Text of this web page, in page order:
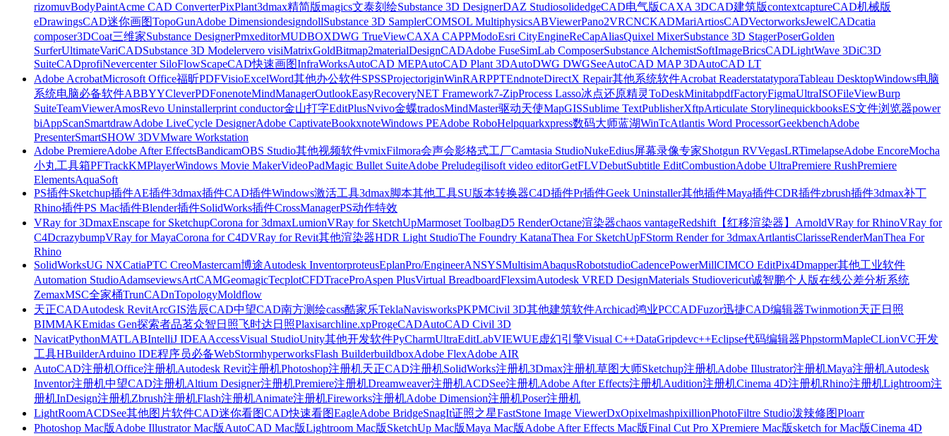
rizomuvBodyPaintAcme CAD ConverterPixPlant3dmax精简版magics文泰刻绘Substance 3D DesignerDAZ StudiosolidedgeCAD电气版CAXA 3DCAD建筑版contextcaptureCAD机械版
eDrawingsCAD迷你画图TopoGunAdobe DimensiondesigndollSubstance 3D SamplerCOMSOL MultiphysicsABViewerPano2VRCNCKADMariArtiosCADVectorworksJewelCADcatia
composer3DCoat三维家Substance DesignerPmxeditorMUDBOXDWG TrueViewCAXA CAPPModoEsri CityEngineReCapAliasQuixel MixerSubstance 3D StagerPoserGolden
SurferUltimateVariCADSubstance 3D Modelervero visiMatrixGoldBitmap2materialDesignCADAdobe FuseSimLab ComposerSubstance AlchemistSoftImageBricsCADLightWave 3DiC3D
SuiteCADprofiNevercenter SiloFlowScapeCAD快速画图InfraWorksAutoCAD MEPAutoCAD Plant 3DAutoDWG DWGSeeAutoCAD MAP 3DAutoCAD LT
Adobe AcrobatMicrosoft Office福昕PDFVisioExcelWord其他办公软件SPSSProjectoriginWinRARPPTEndnoteDirectX Repair其他系统软件Acrobat ReaderstatatyporaTableau DesktopWindows电脑
系统电脑必备软件ABBYYCleverPDFonenoteMindManagerOutlookEasyRecoveryNET Framework7-ZipProcess Lasso冰点还原精灵ToDeskMinitabpdfFactoryFigmaUltraISOFileViewBurp
SuiteTeamViewerAmosRevo Uninstallerprint conductor金山打字EditPlusNvivo金蝶tradosMindMaster驱动天使MapGISSublime TextPublisherXftpArticulate StorylinequickbooksES文件浏览器power
biAppScanSmartdrawAdobe LiveCycle DesignerAdobe CaptivateBookxnoteWindows PEAdobe RoboHelpquarkxpress数码大师蓝湖WinTcAtlantis Word ProcessorGeekbenchAdobe
PresenterSmartSHOW 3DVMware Workstation
Adobe PremiereAdobe After EffectsBandicamOBS Studio其他视频软件vmixFilmora会声会影格式工厂Camtasia StudioNukeEdius屏幕录像专家Shotgun RVVegasLRTimelapseAdobe EncoreMocha
小丸工具箱PFTrackKMPlayerWindows Movie MakerVideoPadMagic Bullet SuiteAdobe Preludegilisoft video editorGetFLVDebutSubtitle EditCombustionAdobe UltraPremiere RushPremiere
ElementsAquaSoft
PS插件Sketchup插件AE插件3dmax插件CAD插件Windows激活工具3dmax脚本其他工具SU版本转换器C4D插件Pr插件Geek Uninstaller其他插件Maya插件CDR插件zbrush插件3dmax补丁
Rhino插件PS Mac插件Blender插件SolidWorks插件CrossManagerPS动作特效
VRay for 3DmaxEnscape for SketchupCorona for 3dmaxLumionVRay for SketchUpMarmoset ToolbagD5 RenderOctane渲染器chaos vantageRedshift【红移渲染器】 ArnoldVRay for RhinoVRay for
C4DcrazybumpVRay for MayaCorona for C4DVRay for Revit其他渲染器HDR Light StudioThe Foundry KatanaThea For SketchUpFStorm Render for 3dmaxArtlantisClarisseRenderManThea For
Rhino
SolidWorksUG NXCatiaPTC CreoMastercam博途Autodesk InventorproteusEplanPro/EngineerANSYSMultisimAbaqusRobotstudioCadencePowerMillCIMCO EditPix4Dmapper其他工业软件
Automation StudioAdamseviewsArtCAMGeomagicTecplotCFDTraceProAspen PlusVirtual BreadboardFlexsimAutodesk VRED DesignMaterials Studiovericut诚智鹏个人版在线公差分析系统
ZemaxMSC全家桶TrunCADnTopologyMoldflow
天正CADAutodesk RevitArcGIS浩辰CAD中望CAD南方测绘cass酷家乐TeklaNavisworksPKPMCivil 3D其他建筑软件Archicad鸿业PCCADFuzor迅捷CAD编辑器Twinmotion天正日照
BIMMAKEmidas Gen探索者品茗众智日照飞时达日照Plaxisarchline.xpProgeCADAutoCAD Civil 3D
NavicatPythonMATLABIntelliJ IDEAAccessVisual StudioUnity其他开发软件PyCharmUltraEditLabVIEWUE虚幻引擎Visual C++DataGripdevc++Eclipse代码编辑器PhpstormMapleCLionVC开发
工具HBuilderArduino IDE程序员必备WebStormhyperworksFlash BuilderbuildboxAdobe FlexAdobe AIR
AutoCAD注册机Office注册机Autodesk Revit注册机Photoshop注册机天正CAD注册机SolidWorks注册机3Dmax注册机草图大师Sketchup注册机Adobe Illustrator注册机Maya注册机Autodesk
Inventor注册机中望CAD注册机Altium Designer注册机Premiere注册机Dreamweaver注册机ACDSee注册机Adobe After Effects注册机Audition注册机Cinema 4D注册机Rhino注册机Lightroom注
册机InDesign注册机Zbrush注册机Flash注册机Animate注册机Fireworks注册机Adobe Dimension注册机Poser注册机
LightRoomACDSee其他图片软件CAD迷你看图CAD快速看图EagleAdobe BridgeSnagIt证照之星FastStone Image ViewerDxOpixelmashpixillionPhotoFiltre Studio泼辣修图Ploarr
Photoshop Mac版Adobe Illustrator Mac版AutoCAD Mac版Lightroom Mac版SketchUp Mac版Maya Mac版Adobe After Effects Mac版Final Cut Pro XPremiere Mac版sketch for Mac版Cinema 4D